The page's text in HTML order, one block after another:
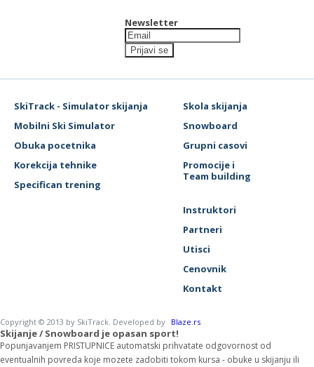
Newsletter
SkiTrack - Simulator skijanja
Mobilni Ski Simulator
Obuka pocetnika
Korekcija tehnike
Specifican trening
Skola skijanja
Snowboard
Grupni casovi
Promocije i
Team building
Instruktori
Partneri
Utisci
Cenovnik
Kontakt
Copyright © 2013 by SkiTrack. Developed by Blaze.rs
Skijanje / Snowboard je opasan sport!
Popunjavanjem PRISTUPNICE automatski prihvatate odgovornost od
eventualnih povreda koje mozete zadobiti tokom kursa - obuke u skijanju ili